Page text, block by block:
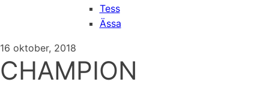
Tess
Ässa
16 oktober, 2018
CHAMPION